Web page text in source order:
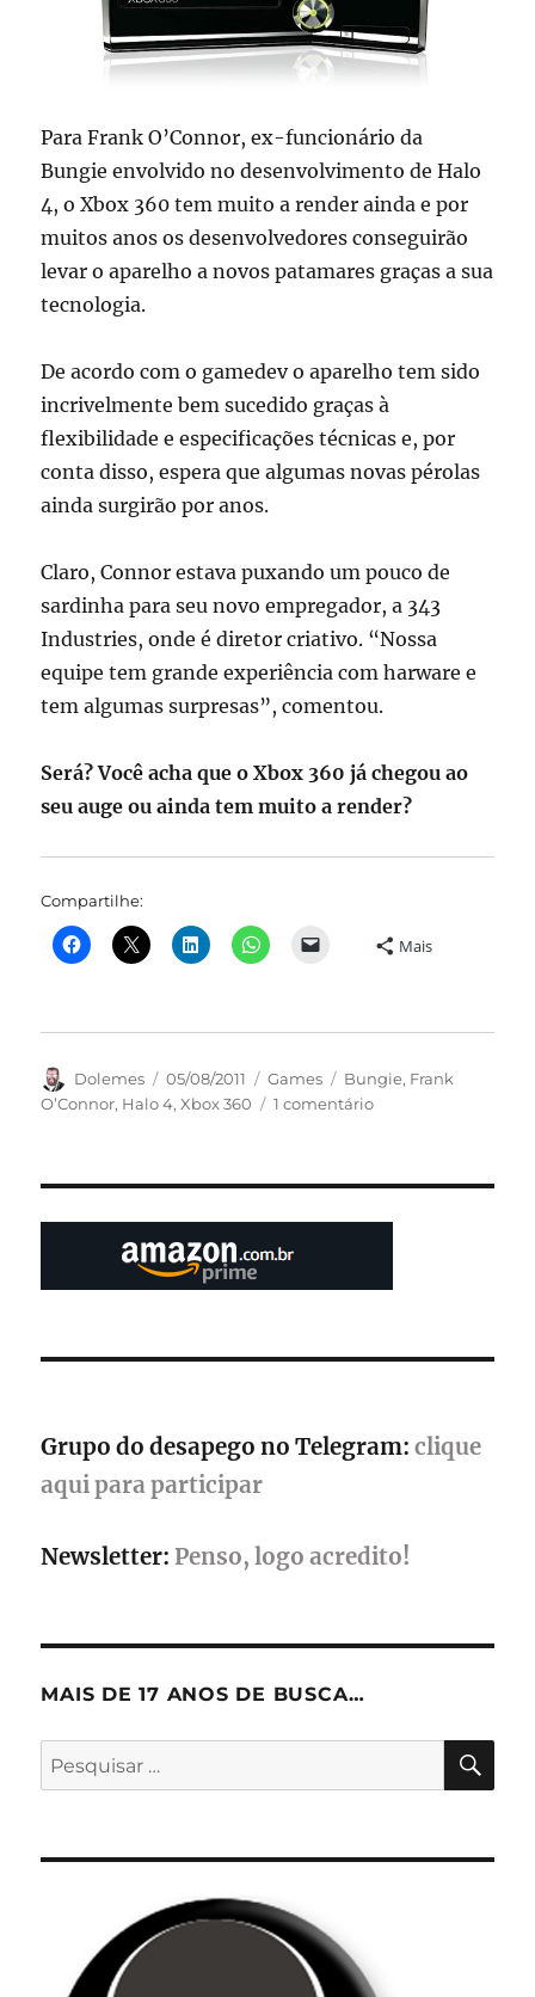
Para Frank O’Connor, ex-funcionário da
Bungie envolvido no desenvolvimento de Halo
4, o Xbox 360 tem muito a render ainda e por
muitos anos os desenvolvedores conseguirão
levar o aparelho a novos patamares graças a sua
tecnologia.
De acordo com o gamedev o aparelho tem sido
incrivelmente bem sucedido graças à
flexibilidade e especificações técnicas e, por
conta disso, espera que algumas novas pérolas
ainda surgirão por anos.
Claro, Connor estava puxando um pouco de
sardinha para seu novo empregador, a 343
Industries, onde é diretor criativo. “Nossa
equipe tem grande experiência com harware e
tem algumas surpresas”, comentou.
Será? Você acha que o Xbox 360 já chegou ao
seu auge ou ainda tem muito a render?
Compartilhe:
Mais
Autor
Dolemes
Publicado
em
05/08/2011 Categorias
Games Tags
Bungie, Frank
O’Connor, Halo 4,Xbox 360 1 comentárioem
muito
Grupo do desapego no Telegram: clique
aqui para participar
Newsletter: Penso, logo acredito!
MAIS DE 17 ANOS DE BUSCA…
Pesquisar
por: